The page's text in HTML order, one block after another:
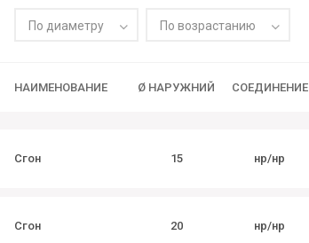
По диаметру По возрастанию
НАИМЕНОВАНИЕ Ø НАРУЖНИЙ СОЕДИНЕНИЕ
Сгон 15 нр/нр
Сгон 20 нр/нр